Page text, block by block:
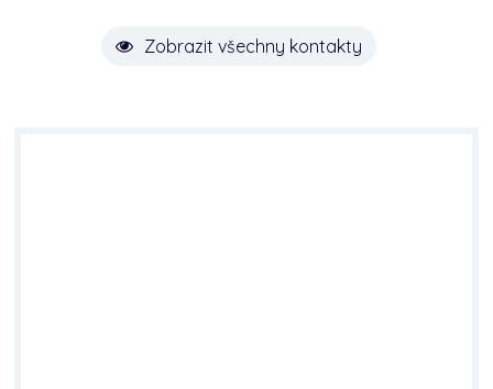
Zobrazit všechny kontakty